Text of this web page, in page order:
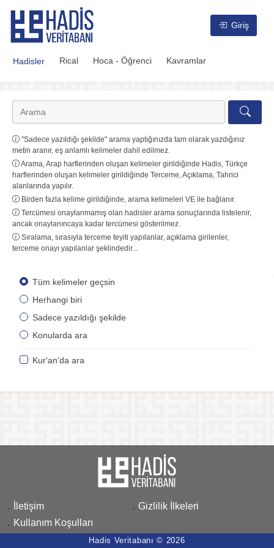
Hadis Veritabanı
Hadisler Rical Hoca - Öğrenci Kavramlar
Giriş
"Sadece yazıldığı şekilde" arama yaptığınızda tam olarak yazdığınız
metin aranır, eş anlamlı kelimeler dahil edilmez.
Arama, Arap harflerinden oluşan kelimeler girildiğinde Hadis, Türkçe
harflerinden oluşan kelimeler girildiğinde Terceme, Açıklama, Tahrici
alanlarında yapılır.
Birden fazla kelime girildiğinde, arama kelimeleri VE ile bağlanır.
Tercümesi onaylanmamış olan hadisler arama sonuçlarında listelenir,
ancak onaylanıncaya kadar tercümesi gösterilmez.
Sıralama, sırasıyla terceme teyiti yapılanlar, açıklama girilenler,
terceme onayı yapılanlar şeklindedir...
Tüm kelimeler geçsin
Herhangi biri
Sadece yazıldığı şekilde
Konularda ara
Kur'an'da ara
. İletişim . Gizlilik İlkeleri
. Kullanım Koşulları
Hadis Veritabanı © 2026